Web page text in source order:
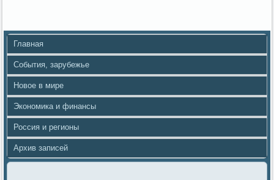
Главная
События, зарубежье
Новое в мире
Экономика и финансы
Россия и регионы
Архив записей